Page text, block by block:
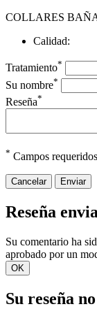
COLLARES
Calidad:
Tratamiento*
Su nombre*
Reseña*
* Campos requeridos
Cancelar Enviar
Reseña
Su comentario ha
aprobado por un
OK
Su reseña